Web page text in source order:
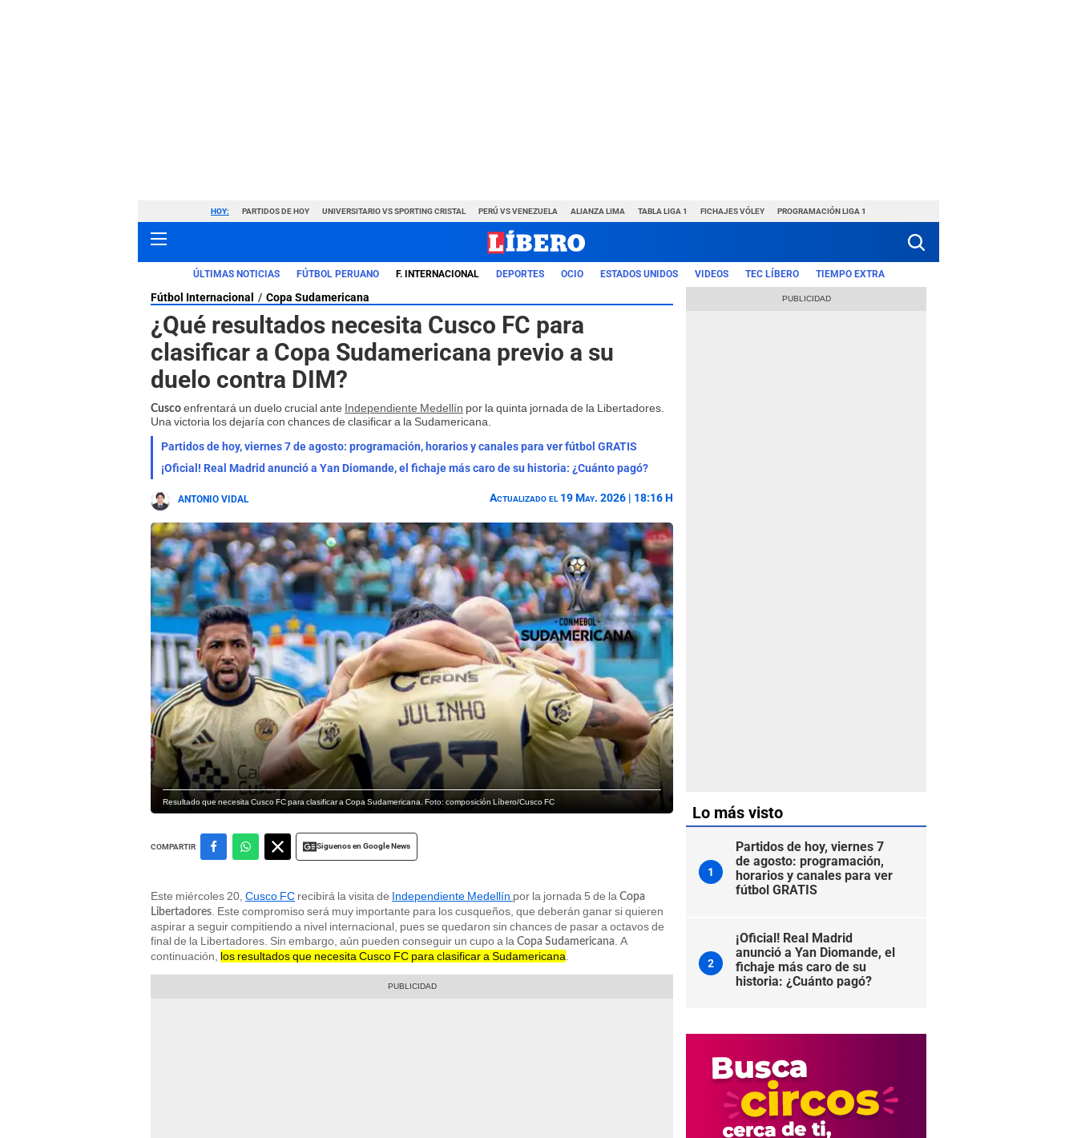
HOY: PARTIDOS DE HOY UNIVERSITARIO VS SPORTING CRISTAL PERÚ VS VENEZUELA ALIANZA LIMA TABLA LIGA 1 FICHAJES VÓLEY PROGRAMACIÓN LIGA 1
ÚLTIMAS NOTICIAS FÚTBOL PERUANO F. INTERNACIONAL DEPORTES OCIO ESTADOS UNIDOS VIDEOS TEC LÍBERO TIEMPO EXTRA
Fútbol Internacional Copa Sudamericana
¿Qué resultados necesita Cusco FC para
clasificar a Copa Sudamericana previo a su
duelo contra DIM?
Cusco enfrentará un duelo crucial ante Independiente Medellín por la quinta jornada de la Libertadores.
Una victoria los dejaría con chances de clasificar a la Sudamericana.
Partidos de hoy, viernes 7 de agosto: programación, horarios y canales para ver fútbol GRATIS
¡Oficial! Real Madrid anunció a Yan Diomande, el fichaje más caro de su historia: ¿Cuánto pagó?
ANTONIO VIDAL Actualizado el 19 May. 2026 | 18:16 H
Resultado que necesita Cusco FC para clasificar a Copa Sudamericana. Foto: composición Líbero/Cusco FC
COMPARTIR Siguenos en Google News
Este miércoles 20, Cusco FC recibirá la visita de Independiente Medellín por la jornada 5 de la Copa
Libertadores . Este compromiso será muy importante para los cusqueños, que deberán ganar si quieren
aspirar a seguir compitiendo a nivel internacional, pues se quedaron sin chances de pasar a octavos de
final de la Libertadores. Sin embargo, aún pueden conseguir un cupo a la Copa Sudamericana . A
continuación, los resultados que necesita Cusco FC para clasificar a Sudamericana
Lo más visto
1
Partidos de hoy, viernes 7
de agosto: programación,
horarios y canales para ver
fútbol GRATIS
2
¡Oficial! Real Madrid
anunció a Yan Diomande, el
fichaje más caro de su
historia: ¿Cuánto pagó?